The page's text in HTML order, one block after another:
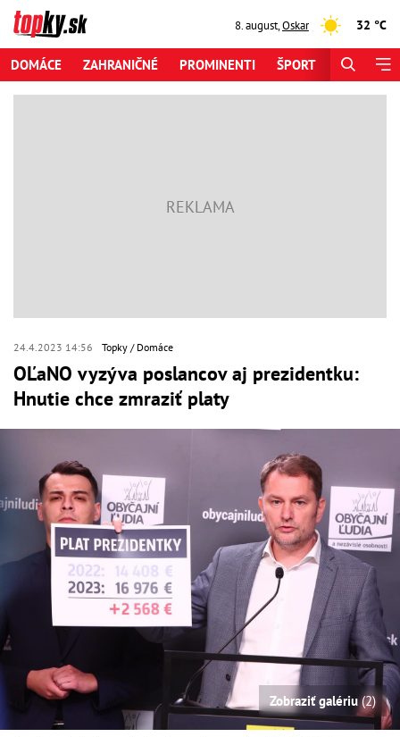
8. august,Oskar 32 °C
DOMÁCE ZAHRANIČNÉ PROMINENTI ŠPORT
24.4.2023 14:56 Topky Domáce
OĽaNO vyzýva poslancov aj prezidentku:
Hnutie chce zmraziť platy
Zobraziť galériu(2)